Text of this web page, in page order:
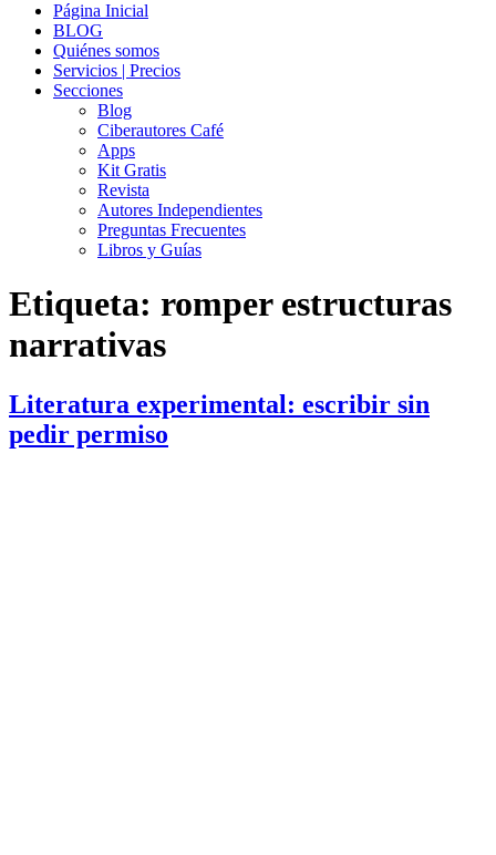
Página Inicial
BLOG
Quiénes somos
Servicios | Precios
Secciones
Blog
Ciberautores Café
Apps
Kit Gratis
Revista
Autores Independientes
Preguntas Frecuentes
Libros y Guías
Etiqueta: romper estructuras
narrativas
Literatura experimental: escribir sin
pedir permiso